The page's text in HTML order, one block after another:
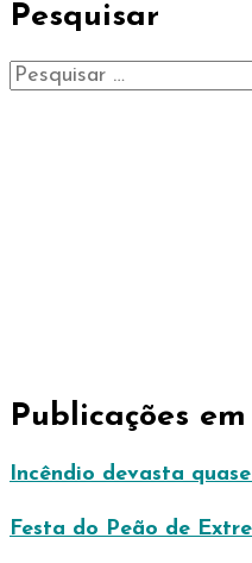
Pesquisar
Pesquisar
por:
Publicações
Incêndio devasta
Festa do Peão de